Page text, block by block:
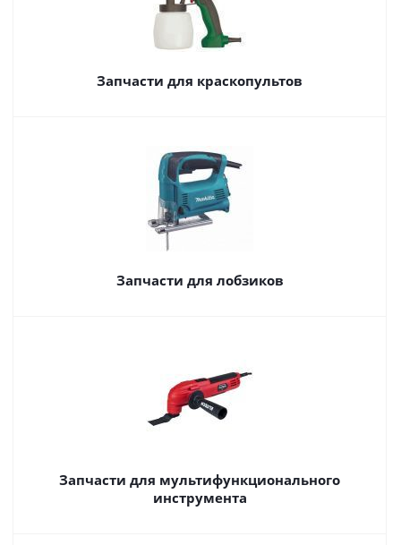
Запчасти для краскопультов
Запчасти для лобзиков
Запчасти для мультифункционального
инструмента